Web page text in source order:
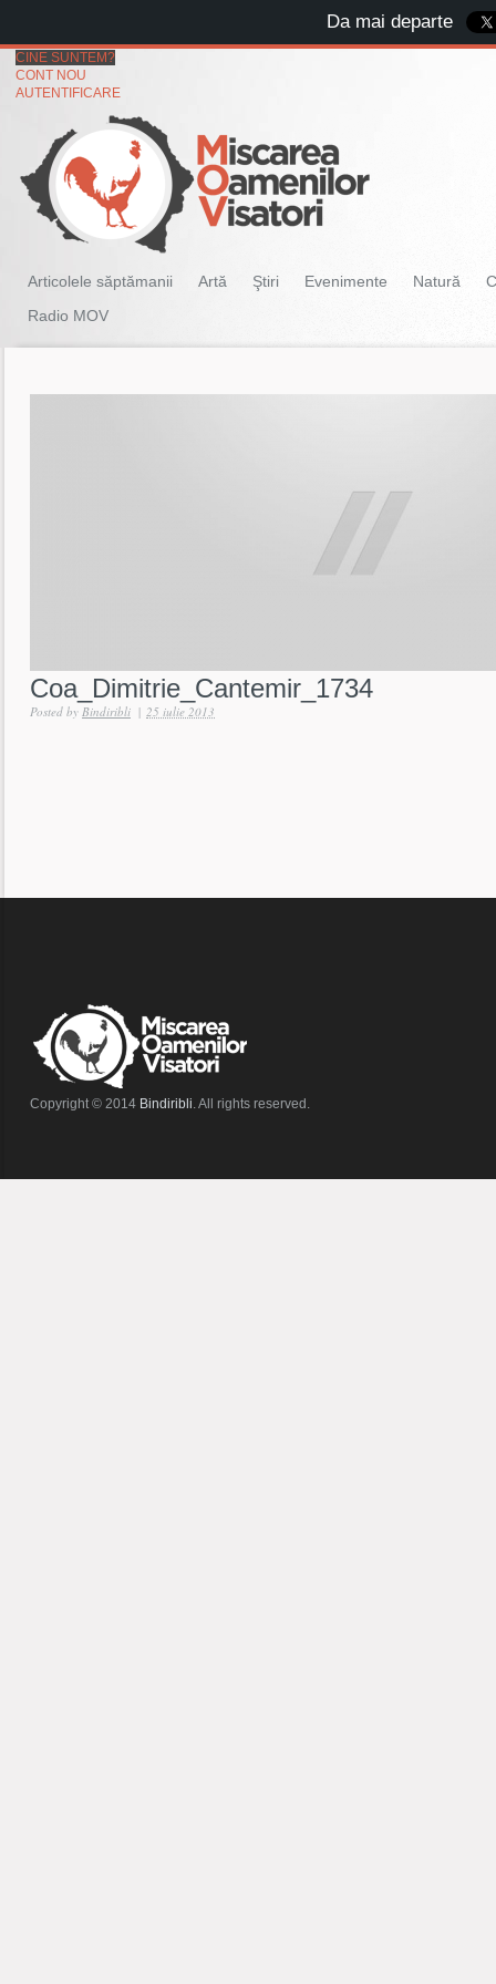
CINE SUNTEM?
CONT NOU
AUTENTIFICARE
Articolele săptămanii Artă Ştiri Evenimente Natură
Radio MOV
Coa_Dimitrie_Cantemir_1734
Posted by Bindiribli | 25 iulie 2013
Copyright © 2014 Bindiribli. All rights reserved.
Da mai departe